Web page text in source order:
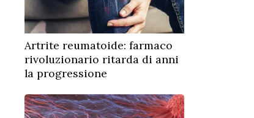
Artrite reumatoide: farmaco
rivoluzionario ritarda di anni
la progressione